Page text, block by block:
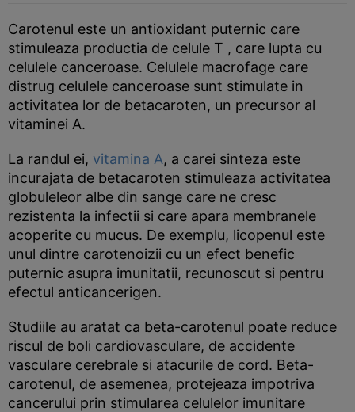
Carotenul este un antioxidant puternic care
stimuleaza productia de celule T , care lupta cu
celulele canceroase. Celulele macrofage care
distrug celulele canceroase sunt stimulate in
activitatea lor de betacaroten, un precursor al
vitaminei A.
La randul ei, vitamina A, a carei sinteza este
incurajata de betacaroten stimuleaza activitatea
globuleleor albe din sange care ne cresc
rezistenta la infectii si care apara membranele
acoperite cu mucus. De exemplu, licopenul este
unul dintre carotenoizii cu un efect benefic
puternic asupra imunitatii, recunoscut si pentru
efectul anticancerigen.
Studiile au aratat ca beta-carotenul poate reduce
riscul de boli cardiovasculare, de accidente
vasculare cerebrale si atacurile de cord. Beta-
carotenul, de asemenea, protejeaza impotriva
cancerului prin stimularea celulelor imunitare